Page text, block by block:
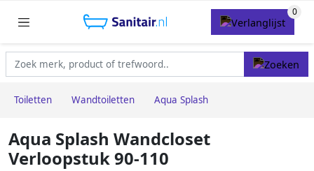
Toiletten Wandtoiletten Aqua Splash
Aqua Splash Wandcloset
Verloopstuk 90-110